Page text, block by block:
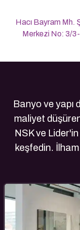
Hacı Bayram Mh.
Merkezi No: 3/
Banyo ve yapı
maliyet
NSK ve
keşfedin.